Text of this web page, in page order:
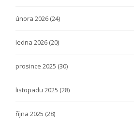
února 2026 (24)
ledna 2026 (20)
prosince 2025 (30)
listopadu 2025 (28)
října 2025 (28)